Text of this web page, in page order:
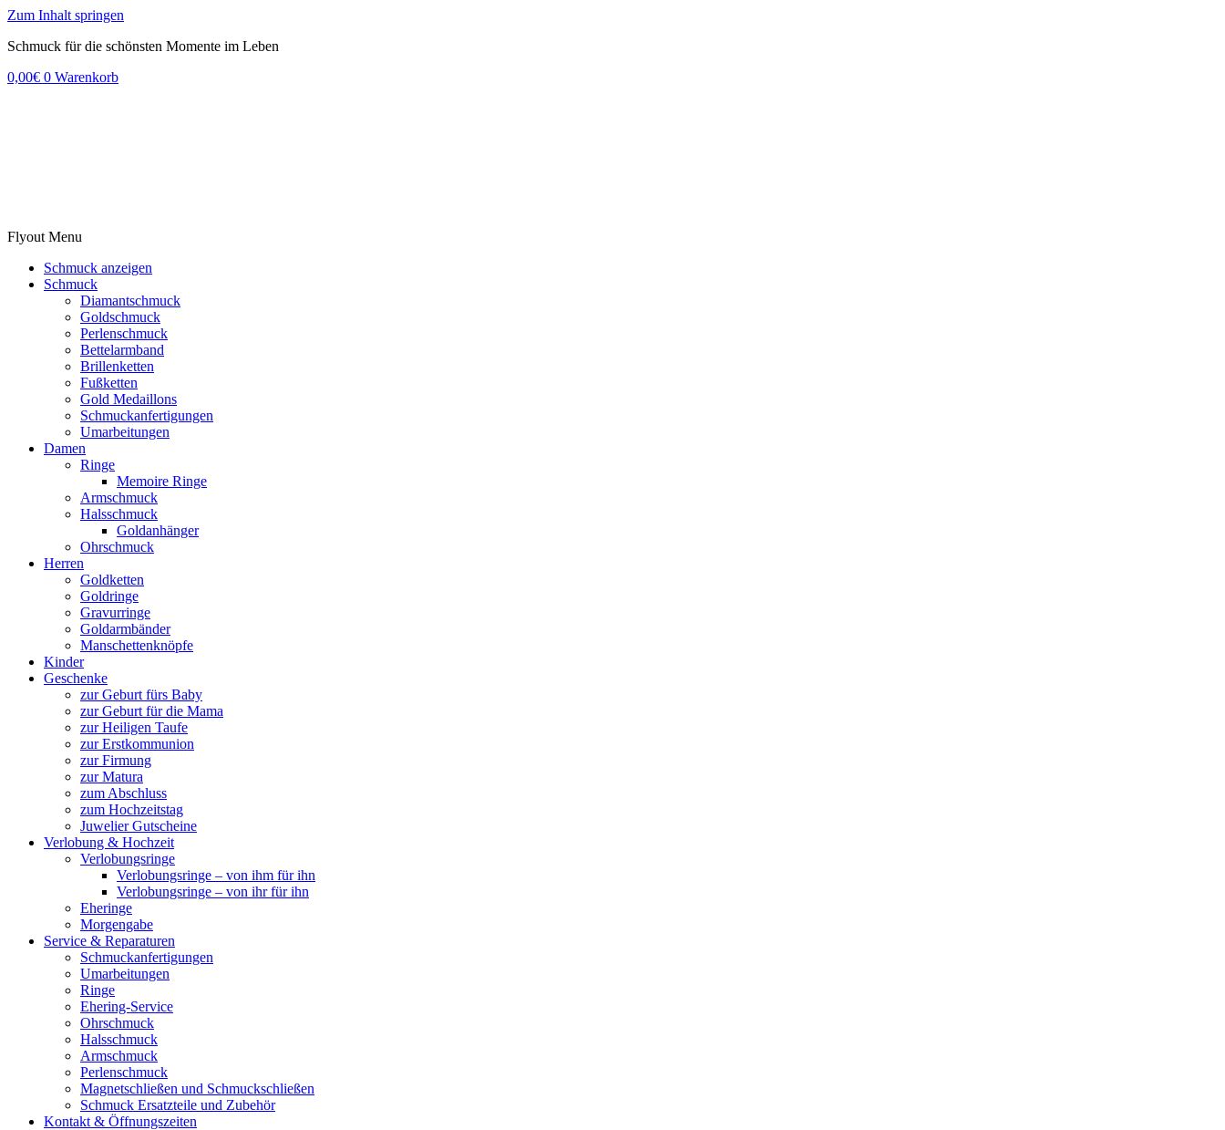
Zum Inhalt springen
Schmuck für die schönsten Momente im Leben
0,00€ 0 Warenkorb
Flyout Menu
Schmuck anzeigen
Schmuck
Diamantschmuck
Goldschmuck
Perlenschmuck
Bettelarmband
Brillenketten
Fußketten
Gold Medaillons
Schmuckanfertigungen
Umarbeitungen
Damen
Ringe
Memoire Ringe
Armschmuck
Halsschmuck
Goldanhänger
Ohrschmuck
Herren
Goldketten
Goldringe
Gravurringe
Goldarmbänder
Manschettenknöpfe
Kinder
Geschenke
zur Geburt fürs Baby
zur Geburt für die Mama
zur Heiligen Taufe
zur Erstkommunion
zur Firmung
zur Matura
zum Abschluss
zum Hochzeitstag
Juwelier Gutscheine
Verlobung & Hochzeit
Verlobungsringe
Verlobungsringe – von ihm für ihn
Verlobungsringe – von ihr für ihn
Eheringe
Morgengabe
Service & Reparaturen
Schmuckanfertigungen
Umarbeitungen
Ringe
Ehering-Service
Ohrschmuck
Halsschmuck
Armschmuck
Perlenschmuck
Magnetschließen und Schmuckschließen
Schmuck Ersatzteile und Zubehör
Kontakt & Öffnungszeiten